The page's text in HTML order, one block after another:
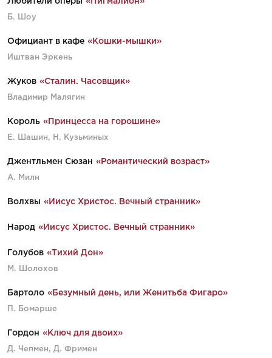
Б. Шоу
Официант в кафе «Кошки-мышки»
Иштван Эркень
Жуков «Сталин. Часовщик»
Владимир Малягин
Король «Принцесса на горошине»
Е. Шашин, Н. Кузьминых
Джентльмен Сюзан «Романтический возраст»
А. Милн
Волхвы «Иисус Христос. Вечный странник»
Народ «Иисус Христос. Вечный странник»
Голубов «Тихий Дон»
М. Шолохов
Бартоло «Безумный день, или Женитьба Фигаро»
П. Бомарше
Гордон «Ключ для двоих»
Д. Чепмен, Д. Фримен